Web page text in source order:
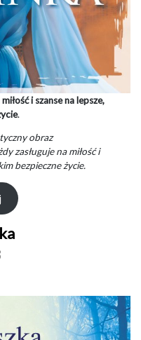
i szanse na lepsze,
.
obraz
zasługuje na miłość i
bezpieczne życie.